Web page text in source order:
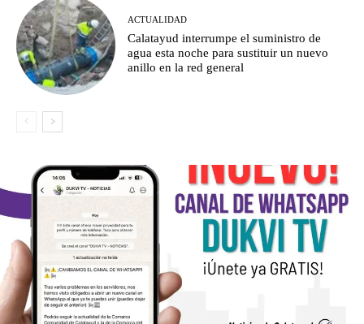
ACTUALIDAD
Calatayud interrumpe el suministro de
agua esta noche para sustituir un nuevo
anillo en la red general